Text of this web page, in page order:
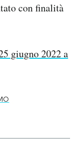
con finalità
giugno 2022 a